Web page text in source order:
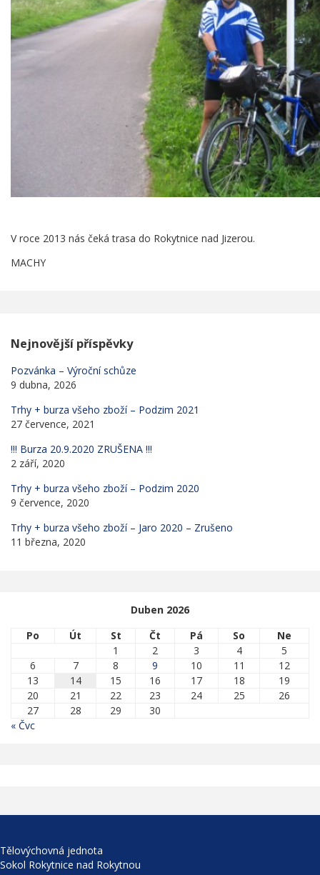
V roce 2013 nás čeká trasa do Rokytnice nad Jizerou.
MACHY
Nejnovější příspěvky
Pozvánka – Výroční schůze
9 dubna, 2026
Trhy + burza všeho zboží – Podzim 2021
27 července, 2021
!!! Burza 20.9.2020 ZRUŠENA !!!
2 září, 2020
Trhy + burza všeho zboží – Podzim 2020
9 července, 2020
Trhy + burza všeho zboží – Jaro 2020 – Zrušeno
11 března, 2020
Duben 2026
Po
Út St Čt Pá So
Ne
1
2 3 4
5
6
7 8 9 10 11
12
13
14 15 16 17 18
19
20
21 22 23 24 25
26
27
28 29
30
« Čvc
Tělovýchovná jednota
Sokol Rokytnice nad Rokytnou